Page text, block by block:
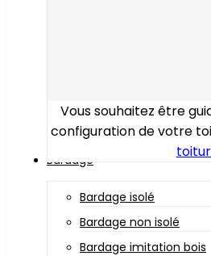
Vous souhaitez être
configuration de votre
Bardage
Bardage isolé
Bardage non isolé
Bardage imitation bois